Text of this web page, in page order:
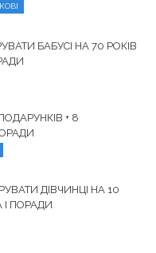
БАБУСІ НА 70 РОКІВ
+ 8
ДІВЧИНЦІ НА 10
І ПОРАДИ